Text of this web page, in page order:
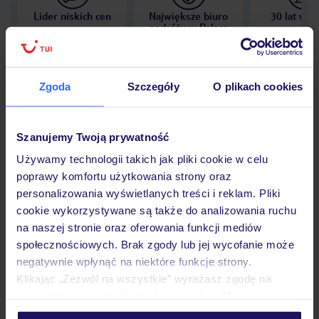
Zgoda Szczegóły O plikach cookies
Szanujemy Twoją prywatność
Używamy technologii takich jak pliki cookie w celu
poprawy komfortu użytkowania strony oraz
personalizowania wyświetlanych treści i reklam. Pliki
cookie wykorzystywane są także do analizowania ruchu
na naszej stronie oraz oferowania funkcji mediów
społecznościowych. Brak zgody lub jej wycofanie może
negatywnie wpłynąć na niektóre funkcje strony.
Klikając „Zezwól na wszystkie” wyrażasz zgodę na
personalizować swój wybór wchodząc w zakładkę
Lider niskich cen
Największe biuro
podróży w Polsce
30 lat w
Opinie
Pokoje
Wyżywienie